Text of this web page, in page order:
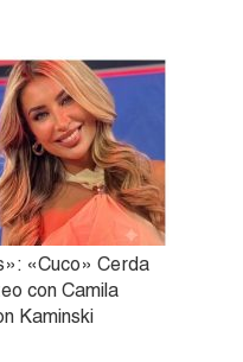
«Cuco» Cerda
con Camila
Kaminski